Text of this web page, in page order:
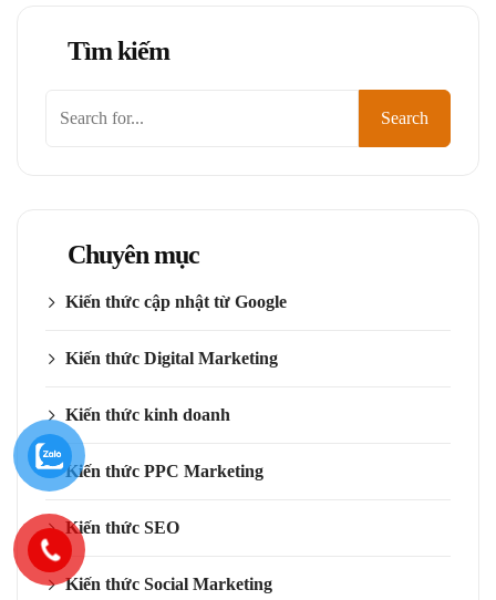
Tìm kiếm
Search
Chuyên mục
Kiến thức cập nhật từ Google
Kiến thức Digital Marketing
Kiến thức kinh doanh
Kiến thức PPC Marketing
Kiến thức SEO
Kiến thức Social Marketing